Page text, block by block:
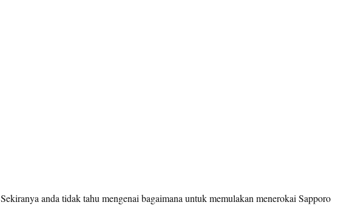
Sekiranya anda tidak tahu mengenai bagaimana untuk memulakan menerokai Sapporo